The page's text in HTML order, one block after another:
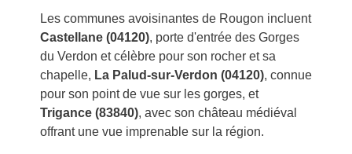
Les communes avoisinantes de Rougon incluent
Castellane (04120), porte d'entrée des Gorges
du Verdon et célèbre pour son rocher et sa
chapelle, La Palud-sur-Verdon (04120), connue
pour son point de vue sur les gorges, et
Trigance (83840), avec son château médiéval
offrant une vue imprenable sur la région.